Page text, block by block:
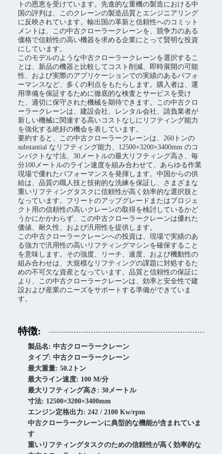
トの恩恵を受けています。先進的な重機の製造における中
国の評判は、このクレーンの製造品質とエンジニアリング
に反映されています。輸出国の革新と信頼性へのコミット
メントは、この中古クローラークレーンを、競争力のある
価格で信頼性の高い機器を求める企業にとって賢明な投資
にしています。
このモデルのような中古クローラークレーンを選択するこ
とは、新品の機器と比較してコスト削減、即時展開の可能
性、および実際のアプリケーションでの実績のあるパフォ
ーマンスなど、多くの利点をもたらします。購入者は、運
用準備を保証するために徹底的な検査とサービスを受け
た、適切に保守された機械を期待できます。この中古クロ
ーラークレーンは、建設会社、レンタル会社、請負業者が
新しい機械に関連する高いコストなしにリフティング能力
を強化する絶好の機会を表しています。
要約すると、この中古クローラークレーンは、260トンの
substantial なリフティング能力、12500×3200×3400mm のコ
ンパクトな寸法、30メートルの最大リフティング高さ、毎
分100メートルのライン速度を組み合わせて、あらゆる作業
現場で優れたパフォーマンスを発揮します。中国からの供
給は、品質の職人技と技術的な洗練を保証し、さまざまな
重いリフティングタスクに信頼性が高く効率的な選択肢と
なっています。フリートのアップグレードまたはプロジェ
クト用の信頼性の高いクレーンの取得を検討しているかど
うかにかかわらず、この中古クローラークレーンは優れた
価値、耐久性、および汎用性を提供します。
この中古クローラークレーンへの投資は、現場で実績のあ
る強力で汎用性の高いリフティングマシンを確保すること
を意味します。その強度、リーチ、速度、および機動性の
組み合わせは、大規模なリフティングの課題に対処するた
めの不可欠な資産となっています。品質と信頼性の保証に
より、この中古クローラークレーンは、効率と安全性で建
設および産業のニーズをサポートする準備ができていま
す。
特徴:
製品名: 中古クローラークレーン
タイプ: 中古クローラークレーン
最大重量: 50.2トン
最大ライン速度: 100 M/分
最大リフティング高さ: 30メートル
寸法: 12500×3200×3400mm
エンジン定格出力: 242 / 2100 Kw/rpm
中古クローラークレーンに典型的な機能が含まれていま
す
重いリフティングタスクのための信頼性が高く効率的な